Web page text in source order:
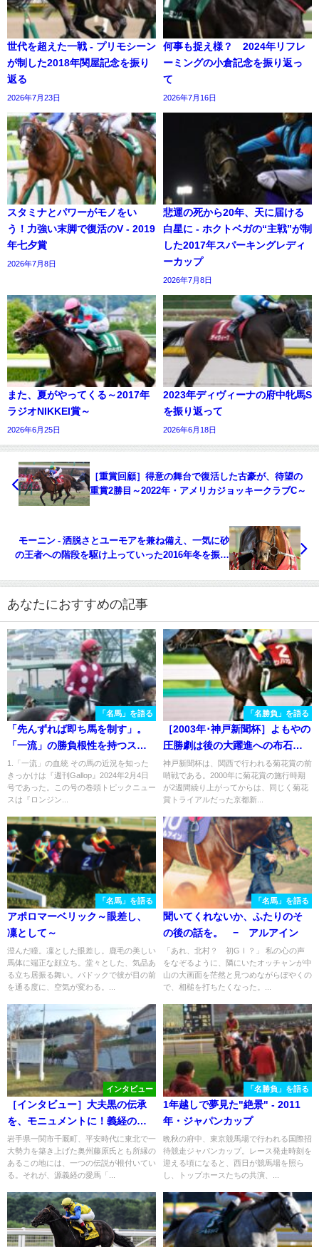
世代を超えた一戦 - プリモシーン
が制した2018年関屋記念を振り
返る
2026年7月23日
何事も捉え様？ 2024年リフレ
ーミングの小倉記念を振り返っ
て
2026年7月16日
スタミナとパワーがモノをい
う！力強い末脚で復活のV - 2019
年七夕賞
2026年7月8日
悲運の死から20年、天に届ける
白星に - ホクトベガの“主戦”が制
した2017年スパーキングレディ
ーカップ
2026年7月8日
また、夏がやってくる～2017年
ラジオNIKKEI賞～
2026年6月25日
2023年ディヴィーナの府中牝馬S
を振り返って
2026年6月18日
［重賞回顧］得意の舞台で復活した古豪が、待望の
重賞2勝目～2022年・アメリカジョッキークラブC～
モーニン - 洒脱さとユーモアを兼ね備え、一気に砂
の王者への階段を駆け上っていった2016年冬を振り
あなたにおすすめの記事
「名馬」を語る
「先んずれば即ち馬を制す」。
「一流」の勝負根性を持つスプ
リント王、ローレルゲレイロ
1.「一流」の血統 その馬の近況を知った
きっかけは『週刊Gallop』2024年2月4日
号であった。この号の巻頭トピックニュー
スは『ロンジン...
「名勝負」を語る
［2003年･神戸新聞杯］よもやの
圧勝劇は後の大躍進への布石だ
ったのか - ゼンノロブロイ
神戸新聞杯は、関西で行われる菊花賞の前
哨戦である。2000年に菊花賞の施行時期
が2週間繰り上がってからは、同じく菊花
賞トライアルだった京都新...
「名馬」を語る
アポロマーベリック～眼差し、
凜として～
澄んだ瞳。凜とした眼差し。鹿毛の美しい
馬体に端正な顔立ち。堂々とした、気品あ
る立ち居振る舞い。パドックで彼が目の前
を通る度に、空気が変わる。...
「名馬」を語る
聞いてくれないか、ふたりのそ
の後の話を。 − アルアイン
「あれ、北村？ 初GⅠ？」 私の心の声
をなぞるように、隣にいたオッチャンが中
山の大画面を茫然と見つめながらぼやくの
で、相槌を打ちたくなった。...
インタビュー
［インタビュー］大夫黒の伝承
を、モニュメントに！義経の愛
馬の伝説が残る地、千厩。
岩手県一関市千厩町、平安時代に東北で一
大勢力を築き上げた奥州藤原氏とも所縁の
あるこの地には、一つの伝説が根付いてい
る。それが、源義経の愛馬「...
「名勝負」を語る
1年越しで夢見た"絶景" - 2011
年・ジャパンカップ
晩秋の府中、東京競馬場で行われる国際招
待競走ジャパンカップ。レース発走時刻を
迎える頃になると、西日が競馬場を照ら
し、トップホースたちの共演、...